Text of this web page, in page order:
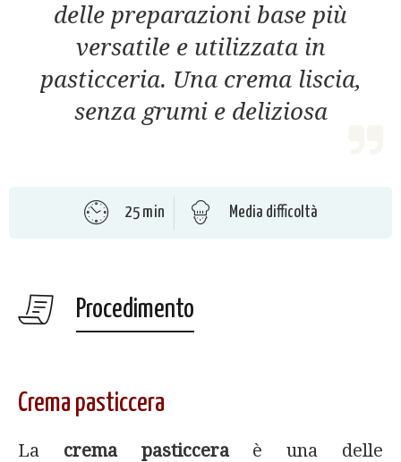
delle preparazioni base più
versatile e utilizzata in
pasticceria. Una crema liscia,
senza grumi e deliziosa
25 min Media difficoltà
Procedimento
Crema pasticcera
La crema pasticceraè una delle